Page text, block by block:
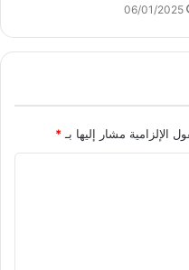
06/01/2025
الإلزامية مشار إليها بـ *